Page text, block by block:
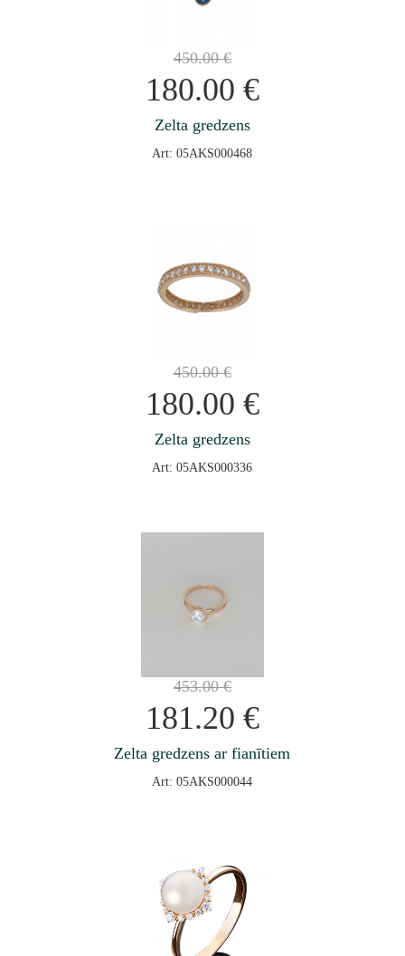
450.00€
180.00 €
Zelta gredzens
Art: 05AKS000468
450.00€
180.00 €
Zelta gredzens
Art: 05AKS000336
453.00€
181.20 €
Zelta gredzens ar fianītiem
Art: 05AKS000044